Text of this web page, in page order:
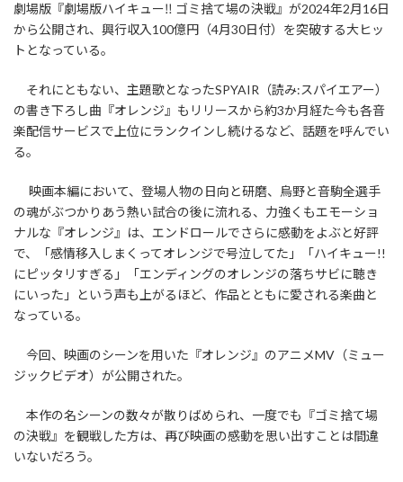
劇場版『劇場版ハイキュー‼ ゴミ捨て場の決戦』が2024年2月16日
から公開され、興行収入100億円（4月30日付）を突破する大ヒッ
トとなっている。
それにともない、主題歌となったSPYAIR（読み:スパイエアー）
の書き下ろし曲『オレンジ』もリリースから約3か月経た今も各音
楽配信サービスで上位にランクインし続けるなど、話題を呼んでい
る。
映画本編において、登場人物の日向と研磨、烏野と音駒全選手
の魂がぶつかりあう熱い試合の後に流れる、力強くもエモーショ
ナルな『オレンジ』は、エンドロールでさらに感動をよぶと好評
で、「感情移入しまくってオレンジで号泣してた」「ハイキュー!!
にピッタリすぎる」「エンディングのオレンジの落ちサビに聴き
にいった」という声も上がるほど、作品とともに愛される楽曲と
なっている。
今回、映画のシーンを用いた『オレンジ』のアニメMV（ミュー
ジックビデオ）が公開された。
本作の名シーンの数々が散りばめられ、一度でも『ゴミ捨て場
の決戦』を観戦した方は、再び映画の感動を思い出すことは間違
いないだろう。